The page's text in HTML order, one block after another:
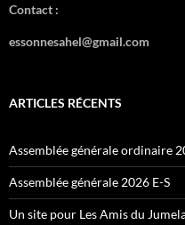
Contact :
essonnesahel@gmail.com
ARTICLES RÉCENTS
Assemblée générale ordinaire
Assemblée générale 2026 E-S
Un site pour Les Amis du